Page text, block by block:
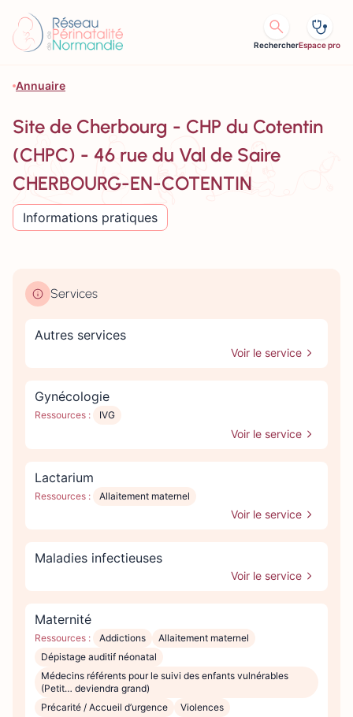
RechercherEspace pro
Annuaire
Site de Cherbourg - CHP du Cotentin
(CHPC) - 46 rue du Val de Saire
CHERBOURG-EN-COTENTIN
Informations pratiques
Services
Autres services
Voir le service
Gynécologie
Ressources : IVG
Voir le service
Lactarium
Ressources : Allaitement maternel
Voir le service
Maladies infectieuses
Voir le service
Maternité
Ressources : Addictions
Allaitement maternel
Dépistage auditif néonatal
Médecins référents pour le suivi des enfants vulnérables
(Petit… deviendra grand)
Précarité / Accueil d’urgence
Violences